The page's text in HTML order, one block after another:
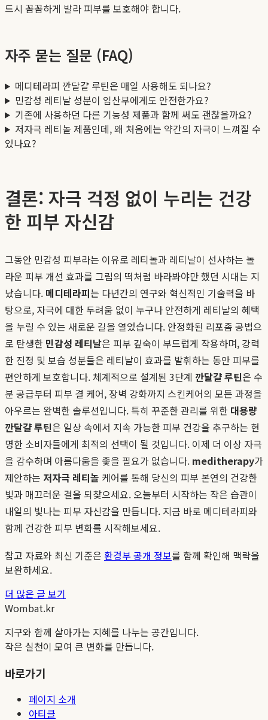
드시 꼼꼼하게 발라 피부를 보호해야 합니다.
자주 묻는 질문 (FAQ)
메디테라피 깐달걀 루틴은 매일 사용해도 되나요?
민감성 레티날 성분이 임산부에게도 안전한가요?
기존에 사용하던 다른 기능성 제품과 함께 써도 괜찮을까요?
저자극 레티놀 제품인데, 왜 처음에는 약간의 자극이 느껴질 수
있나요?
결론: 자극 걱정 없이 누리는 건강
한 피부 자신감
그동안 민감성 피부라는 이유로 레티놀과 레티날이 선사하는 놀
라운 피부 개선 효과를 그림의 떡처럼 바라봐야만 했던 시대는 지
났습니다. 메디테라피는 다년간의 연구와 혁신적인 기술력을 바
탕으로, 자극에 대한 두려움 없이 누구나 안전하게 레티날의 혜택
을 누릴 수 있는 새로운 길을 열었습니다. 안정화된 리포좀 공법으
로 탄생한 민감성 레티날은 피부 깊숙이 부드럽게 작용하며, 강력
한 진정 및 보습 성분들은 레티날이 효과를 발휘하는 동안 피부를
편안하게 보호합니다. 체계적으로 설계된 3단계 깐달걀 루틴은 수
분 공급부터 피부 결 케어, 장벽 강화까지 스킨케어의 모든 과정을
아우르는 완벽한 솔루션입니다. 특히 꾸준한 관리를 위한 대용량
깐달걀 루틴은 일상 속에서 지속 가능한 피부 건강을 추구하는 현
명한 소비자들에게 최적의 선택이 될 것입니다. 이제 더 이상 자극
을 감수하며 아름다움을 좇을 필요가 없습니다. meditherapy가
제안하는 저자극 레티놀 케어를 통해 당신의 피부 본연의 건강한
빛과 매끄러운 결을 되찾으세요. 오늘부터 시작하는 작은 습관이
내일의 빛나는 피부 자신감을 만듭니다. 지금 바로 메디테라피와
함께 건강한 피부 변화를 시작해보세요.
참고 자료와 최신 기준은 환경부 공개 정보를 함께 확인해 맥락을
보완하세요.
더 많은 글 보기
Wombat.kr
지구와 함께 살아가는 지혜를 나누는 공간입니다.
작은 실천이 모여 큰 변화를 만듭니다.
바로가기
페이지 소개
아티클